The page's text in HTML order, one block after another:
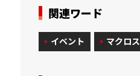
関連ワード
イベント マクロス